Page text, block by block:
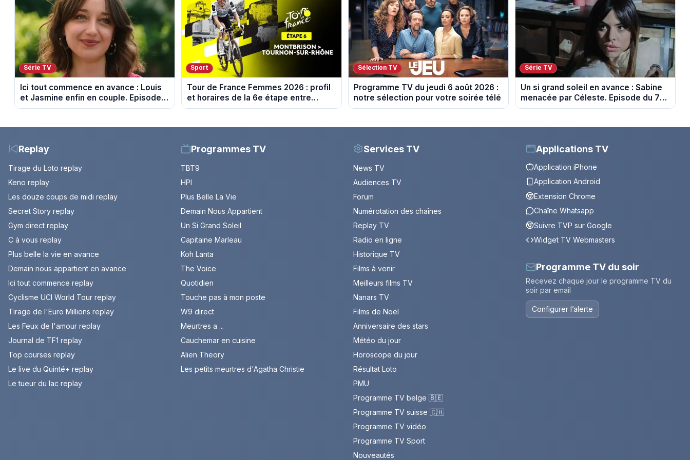
Série TV
Ici tout commence en avance : Louis
et Jasmine enfin en couple. Episode
du 7 août 2026 (spoiler)
Sport
Tour de France Femmes 2026 : profil
et horaires de la 6e étape entre
Montbrison et Tournon-sur-Rhône
Sélection TV
Programme TV du jeudi 6 août 2026 :
notre sélection pour votre soirée télé
Série TV
Un si grand soleil en avance : Sabine
menacée par Céleste. Episode du 7
août 2026 (spoiler).
Replay
Tirage du Loto replay
Keno replay
Les douze coups de midi replay
Secret Story replay
Gym direct replay
C à vous replay
Plus belle la vie en avance
Demain nous appartient en avance
Ici tout commence replay
Cyclisme UCI World Tour replay
Tirage de l'Euro Millions replay
Les Feux de l'amour replay
Journal de TF1 replay
Top courses replay
Le live du Quinté+ replay
Le tueur du lac replay
Programmes TV
TBT9
HPI
Plus Belle La Vie
Demain Nous Appartient
Un Si Grand Soleil
Capitaine Marleau
Koh Lanta
The Voice
Quotidien
Touche pas à mon poste
W9 direct
Meurtres a ...
Cauchemar en cuisine
Alien Theory
Les petits meurtres d'Agatha Christie
Services TV
News TV
Audiences TV
Forum
Numérotation des chaînes
Replay TV
Radio en ligne
Historique TV
Films à venir
Meilleurs films TV
Nanars TV
Films de Noël
Anniversaire des stars
Météo du jour
Horoscope du jour
Résultat Loto
PMU
Programme TV belge 🇧🇪
Programme TV suisse 🇨🇭
Programme TV vidéo
Programme TV Sport
Nouveautés
Applications TV
Application iPhone
Application Android
Extension Chrome
Chaîne Whatsapp
Suivre TVP sur Google
Widget TV Webmasters
Programme TV du soir
Recevez chaque jour le programme TV du
soir par email
Configurer l’alerte